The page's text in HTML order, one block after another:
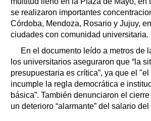
se realizaron importantes
Córdoba, Mendoza, Rosario y Jujuy,
ciudades con comunidad universitaria.
En el documento leído a metros de
los universitarios aseguraron que “la
presupuestaria es crítica”, ya que el
incumple la regla democrática e
básica”. También denunciaron el
un deterioro “alarmante” del salario del